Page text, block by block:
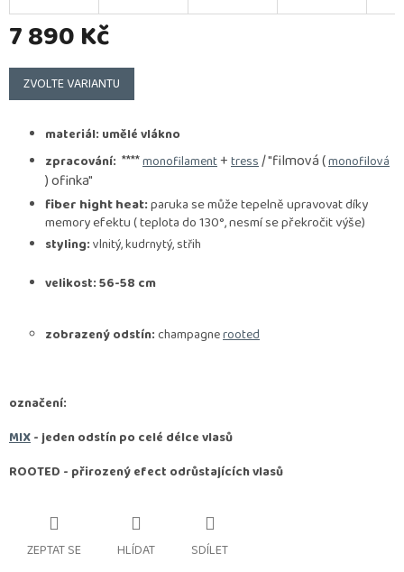
7 890 Kč
Měrná
cena:
ZVOLTE VARIANTU
materiál: umělé vlákno
zpracování: ****monofilament+tress/ "filmová (monofilová
) ofinka"
fiber hight heat:paruka se může tepelně upravovat díky
memory efektu ( teplota do 130°, nesmí se překročit výše)
styling:vlnitý, kudrnytý, střih
velikost: 56-58 cm
zobrazený odstín: champagnerooted
označení:
MIX- jeden odstín po celé délce vlasů
ROOTED - přirozený efect odrůstajících vlasů
ZEPTAT SE HLÍDAT SDÍLET